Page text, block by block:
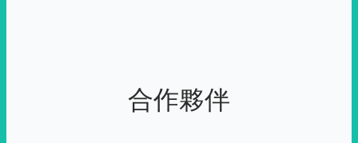
合作夥伴